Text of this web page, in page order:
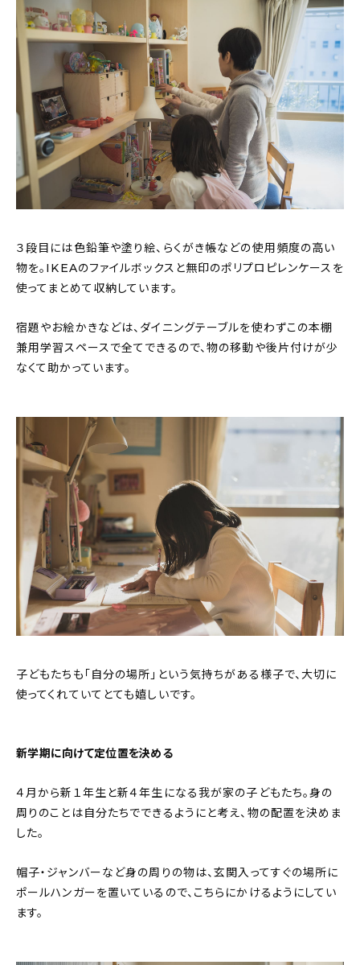
３段目には色鉛筆や塗り絵、らくがき帳などの使用頻度の高い
物を。IKEAのファイルボックスと無印のポリプロピレンケースを
使ってまとめて収納しています。
宿題やお絵かきなどは、ダイニングテーブルを使わずこの本棚
兼用学習スペースで全てできるので、物の移動や後片付けが少
なくて助かっています。
子どもたちも「自分の場所」という気持ちがある様子で、大切に
使ってくれていてとても嬉しいです。
新学期に向けて定位置を決める
４月から新１年生と新４年生になる我が家の子どもたち。身の
周りのことは自分たちでできるようにと考え、物の配置を決めま
した。
帽子・ジャンバーなど身の周りの物は、玄関入ってすぐの場所に
ポールハンガーを置いているので、こちらにかけるようにしてい
ます。